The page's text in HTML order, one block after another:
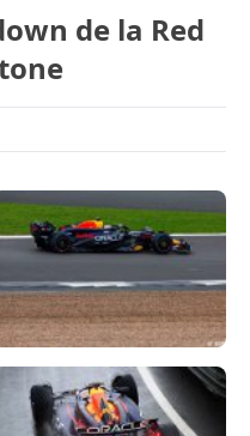
de la Red